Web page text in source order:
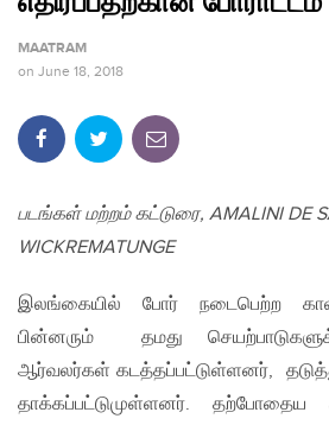
MAATRAM
on June 18, 2018
படங்கள் மற்றம் கட்டுரை, AMALINI DE
WICKREMATUNGE
இலங்கையில் போர் நடைபெற்ற
பின்னரும் தமது
ஆர்வலர்கள் கடத்தப்பட்டுள்ளனர்,
தாக்கப்பட்டுமுள்ளனர். தற்போதைய